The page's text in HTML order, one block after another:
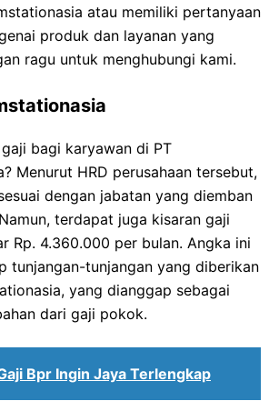
atau memiliki pertanyaan
produk dan layanan yang
ragu untuk menghubungi kami.
bagi karyawan di PT
Menurut HRD perusahaan tersebut,
dengan jabatan yang diemban
terdapat juga kisaran gaji
Rp. 4.360.000 per bulan. Angka ini
tunjangan-tunjangan yang diberikan
yang dianggap sebagai
dari gaji pokok.
Bpr Ingin Jaya Terlengkap